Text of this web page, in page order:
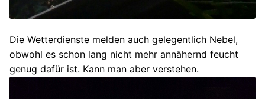
Die Wetterdienste melden auch gelegentlich Nebel,
obwohl es schon lang nicht mehr annähernd feucht
genug dafür ist. Kann man aber verstehen.